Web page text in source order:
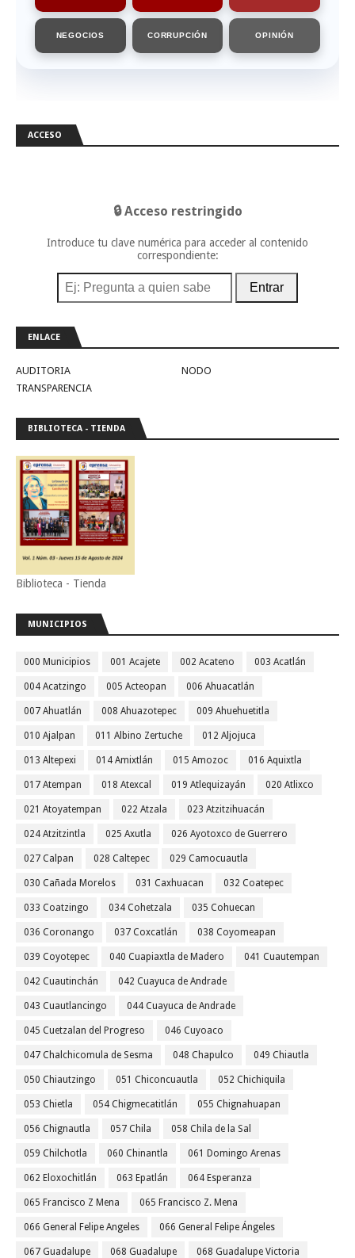
NEGOCIOS CORRUPCIÓN OPINIÓN
ACCESO
🔒 Acceso restringido
Introduce tu clave numérica para acceder al contenido
correspondiente:
Entrar
ENLACE
AUDITORIA
NODO
TRANSPARENCIA
BIBLIOTECA - TIENDA
Biblioteca - Tienda
MUNICIPIOS
000 Municipios 001 Acajete 002 Acateno 003 Acatlán
004 Acatzingo 005 Acteopan 006 Ahuacatlán
007 Ahuatlán 008 Ahuazotepec 009 Ahuehuetitla
010 Ajalpan 011 Albino Zertuche 012 Aljojuca
013 Altepexi 014 Amixtlán 015 Amozoc 016 Aquixtla
017 Atempan 018 Atexcal 019 Atlequizayán 020 Atlixco
021 Atoyatempan 022 Atzala 023 Atzitzihuacán
024 Atzitzintla 025 Axutla 026 Ayotoxco de Guerrero
027 Calpan 028 Caltepec 029 Camocuautla
030 Cañada Morelos 031 Caxhuacan 032 Coatepec
033 Coatzingo 034 Cohetzala 035 Cohuecan
036 Coronango 037 Coxcatlán 038 Coyomeapan
039 Coyotepec 040 Cuapiaxtla de Madero 041 Cuautempan
042 Cuautinchán 042 Cuayuca de Andrade
043 Cuautlancingo 044 Cuayuca de Andrade
045 Cuetzalan del Progreso 046 Cuyoaco
047 Chalchicomula de Sesma 048 Chapulco 049 Chiautla
050 Chiautzingo 051 Chiconcuautla 052 Chichiquila
053 Chietla 054 Chigmecatitlán 055 Chignahuapan
056 Chignautla 057 Chila 058 Chila de la Sal
059 Chilchotla 060 Chinantla 061 Domingo Arenas
062 Eloxochitlán 063 Epatlán 064 Esperanza
065 Francisco Z Mena 065 Francisco Z. Mena
066 General Felipe Angeles 066 General Felipe Ángeles
067 Guadalupe 068 Guadalupe 068 Guadalupe Victoria